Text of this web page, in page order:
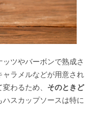
ツやバーボンで熟成さ
ラメルなどが用意され
わるため、 そのときど
スカップソースは特に